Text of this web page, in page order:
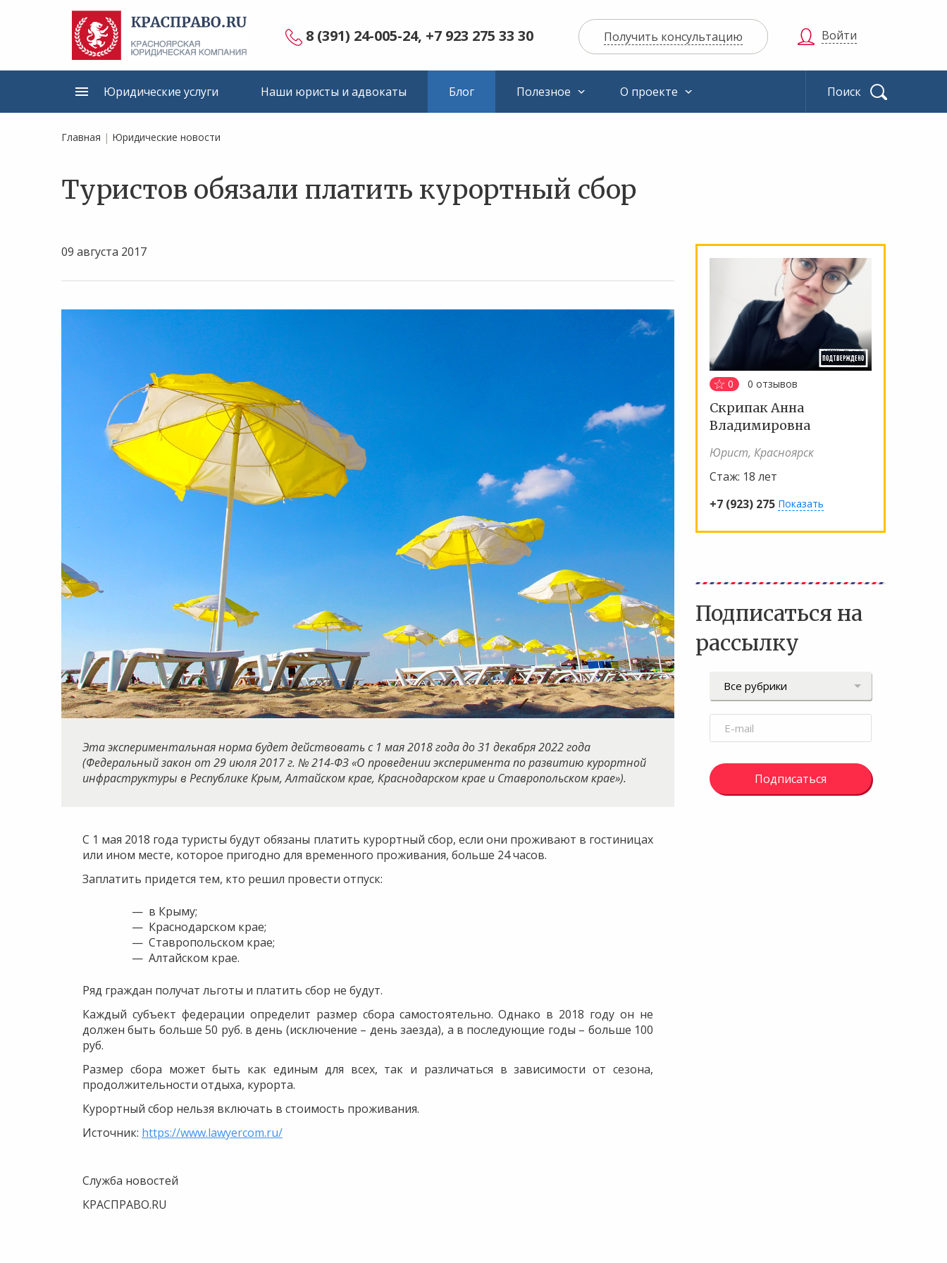
8 (391) 24-005-24, +7 923 275 33 30 Получить консультацию
Юридические услуги Наши юристы и адвокаты Блог Полезное О проекте
Войти
Главная | Юридические новости
Туристов обязали платить курортный сбор
09 августа 2017
Эта экспериментальная норма будет действовать с 1 мая 2018 года до 31 декабря 2022 года
(Федеральный закон от 29 июля 2017 г. № 214-ФЗ «О проведении эксперимента по развитию курортной
инфраструктуры в Республике Крым, Алтайском крае, Краснодарском крае и Ставропольском крае»).
С 1 мая 2018 года туристы будут обязаны платить курортный сбор, если они проживают в гостиницах
или ином месте, которое пригодно для временного проживания, больше 24 часов.
Заплатить придется тем, кто решил провести отпуск:
в Крыму;
Краснодарском крае;
Ставропольском крае;
Алтайском крае.
Ряд граждан получат льготы и платить сбор не будут.
Каждый субъект федерации определит размер сбора самостоятельно. Однако в 2018 году он не
должен быть больше 50 руб. в день (исключение – день заезда), а в последующие годы – больше 100
руб.
Размер сбора может быть как единым для всех, так и различаться в зависимости от сезона,
продолжительности отдыха, курорта.
Курортный сбор нельзя включать в стоимость проживания.
Источник: https://www.lawyercom.ru/
Служба новостей
КРАСПРАВО.RU
0 0 отзывов
Скрипак Анна
Владимировна
Юрист, Красноярск
Стаж: 18 лет
+7 (923) 275 Показать
Подписаться на
рассылку
Подписаться